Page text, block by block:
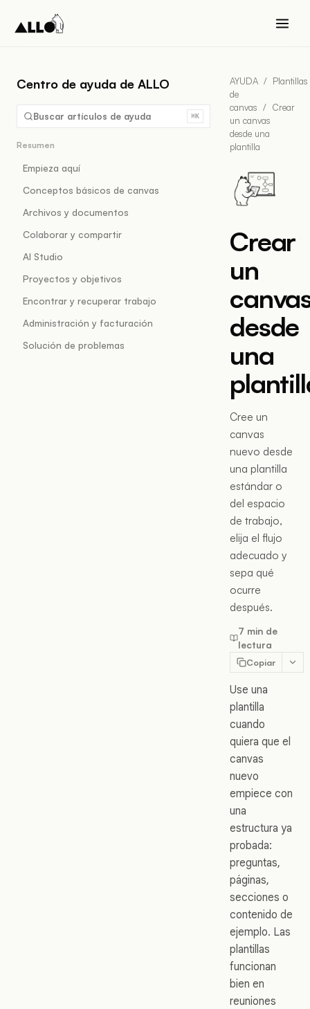
Centro de ayuda de ALLO
Buscar artículos de ayuda ⌘K
Resumen
Empieza aquí
Conceptos básicos de canvas
Archivos y documentos
Colaborar y compartir
AI Studio
Proyectos y objetivos
Encontrar y recuperar trabajo
Administración y facturación
Solución de problemas
AYUDA / Plantillas
de
canvas / Crear
un canvas
desde una
plantilla
Crear
un
desde
una
Cree un
canvas
nuevo desde
una plantilla
estándar o
del espacio
de trabajo,
elija el flujo
adecuado y
sepa qué
ocurre
después.
7 min de
lectura
Copiar
Use una
plantilla
cuando
quiera que el
canvas
nuevo
empiece con
una
estructura ya
probada:
preguntas,
páginas,
secciones o
contenido de
ejemplo. Las
plantillas
funcionan
bien en
reuniones